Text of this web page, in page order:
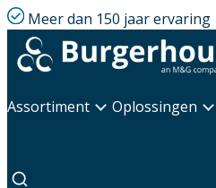
Meer dan 150 jaar ervaring
Assortiment Oplossingen